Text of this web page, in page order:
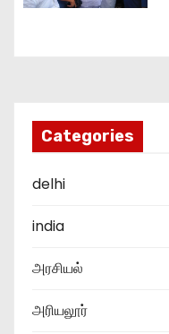
Categories
delhi
india
அரசியல்
அரியலூர்